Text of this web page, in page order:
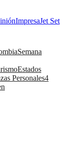
ImpresaJet Set
Semana
Estados
Personales4